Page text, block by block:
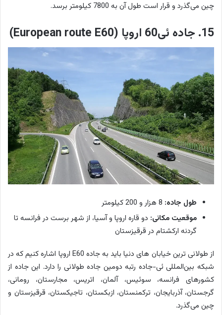
چین می‌گذرد و قرار است طول آن به 7800 کیلومتر برسد.
15. جاده ئی60 اروپا (European route E60)
طول جاده:
موقعیت مکانی: دو قاره اروپا و آسیا، از شهر برست در فرانسه تا
گردنه ارکشتام در قرقیزستان
از طولانی ترین خیابان های دنیا باید به جاده E60 اروپا اشاره کنیم که در
شبکه بین‌المللی ئی-جاده رتبه دومین جاده طولانی را دارد. این جاده از
کشورهای فرانسه، سوئیس، آلمان، اتریس، مجارستان، رومانی،
گرجستان، آذربایجان، ترکمنستان، ازبکستان، تاجیکستان، قرقیزستان و
چین می‌گذرد.